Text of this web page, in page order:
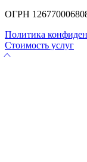
ОГРН
Политика
Стоимость услуг